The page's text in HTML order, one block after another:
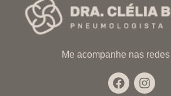
Me acompanhe nas